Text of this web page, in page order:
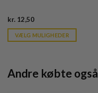
kr. 12,50Current
is:
kr. 39,95.
VÆLG MULIGHEDER
Andre købte også